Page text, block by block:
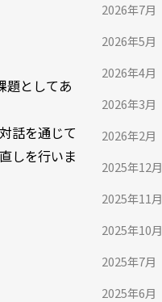
題としてあ
話を通じて
しを行いま
2026年7月
2026年5月
2026年4月
2026年3月
2026年2月
2025年12月
2025年11月
2025年10月
2025年7月
2025年6月